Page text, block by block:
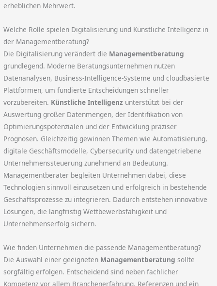
erheblichen Mehrwert.
Welche Rolle spielen Digitalisierung und Künstliche Intelligenz in
der Managementberatung?
Die Digitalisierung verändert die Managementberatung
grundlegend. Moderne Beratungsunternehmen nutzen
Datenanalysen, Business-Intelligence-Systeme und cloudbasierte
Plattformen, um fundierte Entscheidungen schneller
vorzubereiten. Künstliche Intelligenz unterstützt bei der
Auswertung großer Datenmengen, der Identifikation von
Optimierungspotenzialen und der Entwicklung präziser
Prognosen. Gleichzeitig gewinnen Themen wie Automatisierung,
digitale Geschäftsmodelle, Cybersecurity und datengetriebene
Unternehmenssteuerung zunehmend an Bedeutung.
Managementberater begleiten Unternehmen dabei, diese
Technologien sinnvoll einzusetzen und erfolgreich in bestehende
Geschäftsprozesse zu integrieren. Dadurch entstehen innovative
Lösungen, die langfristig Wettbewerbsfähigkeit und
Unternehmenserfolg sichern.
Wie finden Unternehmen die passende Managementberatung?
Die Auswahl einer geeigneten Managementberatung sollte
sorgfältig erfolgen. Entscheidend sind neben fachlicher
Kompetenz vor allem Branchenerfahrung, Referenzen und ein